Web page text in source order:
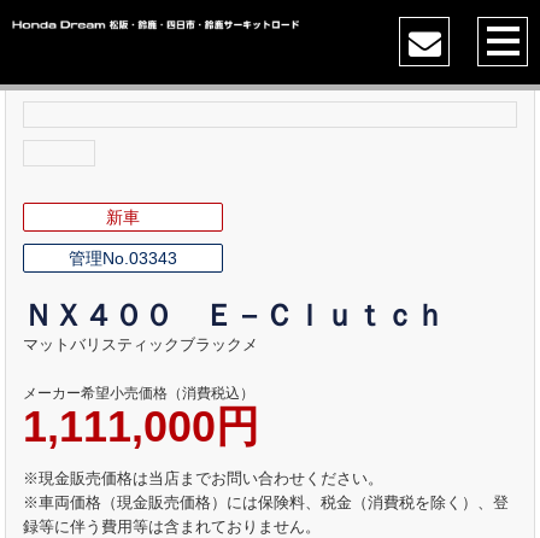
新車
管理No.03343
ＮＸ４００ Ｅ－Ｃｌｕｔｃｈ
マットバリスティックブラックメ
メーカー希望小売価格（消費税込）
1,111,000円
※現金販売価格は当店までお問い合わせください。
※車両価格（現金販売価格）には保険料、税金（消費税を除く）、登
録等に伴う費用等は含まれておりません。